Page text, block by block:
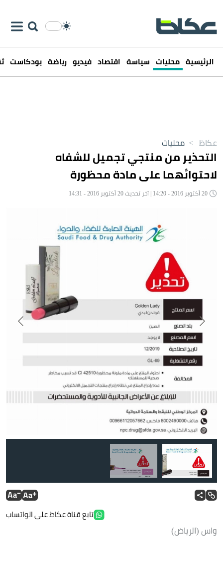
الرئيسية محليات سياسة اقتصاد فيديو رياضة بودكاست
عكاظ > محليات
التحذير من منتجي تجميل للشفاه
لاحتوائهما على مادة محظورة
تابع قناة عكاظ على الواتساب
واس (الرياض)